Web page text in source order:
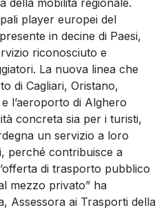
della mobilità regionale.
player europei del
in decine di Paesi,
riconosciuto e
La nuova linea che
di Cagliari, Oristano,
l’aeroporto di Alghero
concreta sia per i turisti,
un servizio a loro
perché contribuisce a
di trasporto pubblico
mezzo privato” ha
Assessora ai Trasporti della